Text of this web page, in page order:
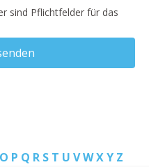
sind Pflichtfelder für das
O P Q R S T U VWXY Z